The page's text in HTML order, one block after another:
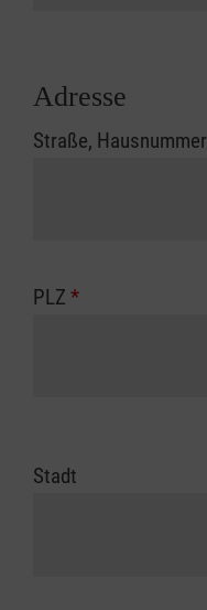
Adresse
Straße, Hausnummer
PLZ *
Stadt